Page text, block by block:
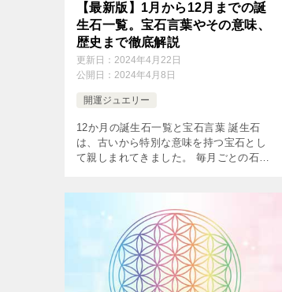
【最新版】1月から12月までの誕
生石一覧。宝石言葉やその意味、
歴史まで徹底解説
更新日： 2024年4月22日
公開日： 2024年4月8日
開運ジュエリー
12か月の誕生石一覧と宝石言葉 誕生石
は、古いから特別な意味を持つ宝石とし
て親しまれてきました。 毎月ごとの石に